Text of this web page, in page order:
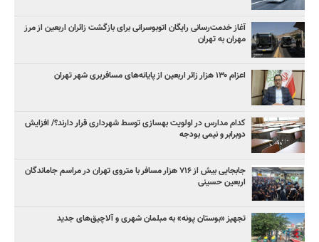
آغاز خدمت‌رسانی رایگان اتوبوسرانی برای بازگشت زائران اربعین از مرز
مهران به تهران
اعزام ۱۳۰ هزار زائر اربعین از پایانه‌های مسافربری شهر تهران
کدام مدارس در اولویت بهسازی توسط شهرداری قرار دارند؟/ افزایش
دوبرابر و نیمی بودجه
جابجایی بیش از ۷۱۶ هزار مسافر با متروی تهران در مراسم جاماندگان
اربعین حسینی
تجهیز «بوستان پونه» به مبلمان شهری و آلاچیق‌های جدید